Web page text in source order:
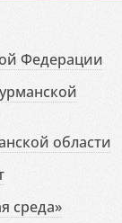
Федерации
области
среда»